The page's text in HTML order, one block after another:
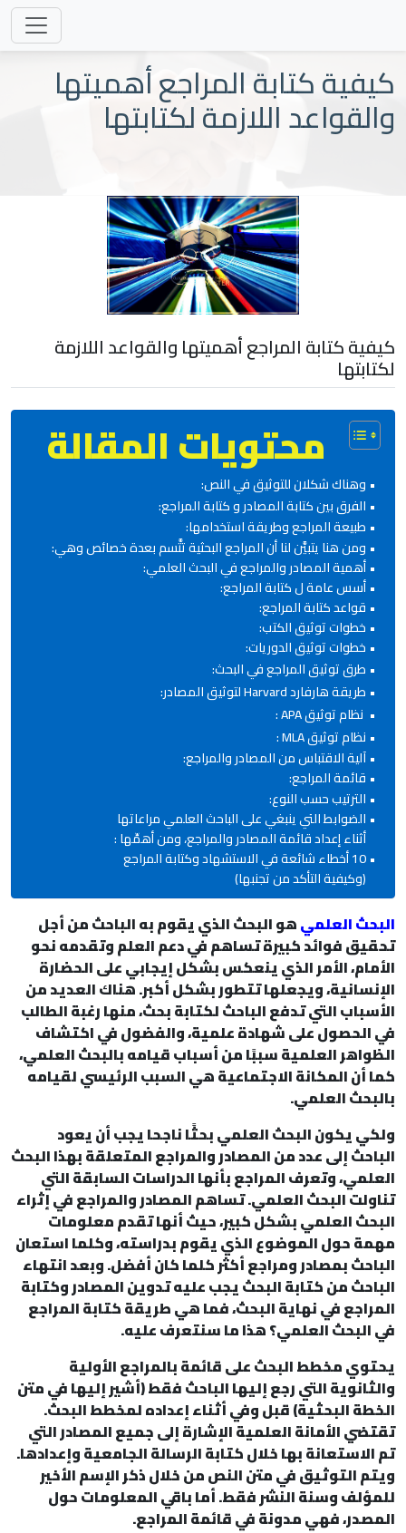
كيفية كتابة المراجع أهميتها
والقواعد اللازمة لكتابتها
كيفية كتابة المراجع أهميتها والقواعد اللازمة
لكتابتها
محتويات المقالة
وهناك شكلان للتوثيق في النص:
الفرق بين كتابة المصادر و كتابة المراجع:
طبيعة المراجع وطريقة استخدامها:
ومن هنا يتبيَّن لنا أن المراجع البحثية تتَّسم بعدة خصائص وهي:
أهمية المصادر والمراجع في البحث العلمي:
أسس عامة ل كتابة المراجع:
قواعد كتابة المراجع:
خطوات توثيق الكتب:
خطوات توثيق الدوريات:
طرق توثيق المراجع في البحث:
طريقة هارفارد Harvard لتوثيق المصادر:
نظام توثيق APA :
نظام توثيق MLA :
آلية الاقتباس من المصادر والمراجع:
قائمة المراجع:
الترتيب حسب النوع:
الضوابط التي ينبغي على الباحث العلمي مراعاتها
أثناء إعداد قائمة المصادر والمراجع، ومن أهمِّها :
10 أخطاء شائعة في الاستشهاد وكتابة المراجع
(وكيفية التأكد من تجنبها)
البحث العلميهو البحث الذي يقوم به الباحث من أجل
تحقيق فوائد كبيرة تساهم في دعم العلم وتقدمه نحو
الأمام، الأمر الذي ينعكس بشكل إيجابي على الحضارة
الإنسانية، ويجعلها تتطور بشكل أكبر. هناك العديد من
الأسباب التي تدفع الباحث لكتابة بحث، منها رغبة الطالب
في الحصول على شهادة علمية، والفضول في اكتشاف
الظواهر العلمية سببًا من أسباب قيامه بالبحث العلمي،
كما أن المكانة الاجتماعية هي السبب الرئيسي لقيامه
بالبحث العلمي.
ولكي يكون البحث العلمي بحثًا ناجحا يجب أن يعود
الباحث إلى عدد من المصادر والمراجع المتعلقة بهذا البحث
العلمي، وتعرف المراجع بأنها الدراسات السابقة التي
تناولت البحث العلمي. تساهم المصادر والمراجع في إثراء
البحث العلمي بشكل كبير، حيث أنها تقدم معلومات
مهمة حول الموضوع الذي يقوم بدراسته، وكلما استعان
الباحث بمصادر ومراجع أكثر كلما كان أفضل. وبعد انتهاء
الباحث من كتابة البحث يجب عليه تدوين المصادر وكتابة
المراجع في نهاية البحث، فما هي طريقة كتابة المراجع
في البحث العلمي؟ هذا ما سنتعرف عليه.
يحتوي مخطط البحث على قائمة بالمراجع الأولية
والثانوية التي رجع إليها الباحث فقط (أشير إليها في متن
الخطة البحثية) قبل وفي أثناء إعداده لمخطط البحث.
تقتضي الأمانة العلمية الإشارة إلى جميع المصادر التي
تم الاستعانة بها خلال كتابة الرسالة الجامعية وإعدادها.
ويتم التوثيق في متن النص من خلال ذكر الإسم الأخير
للمؤلف وسنة النشر فقط. أما باقي المعلومات حول
المصدر، فهي مدونة في قائمة المراجع.